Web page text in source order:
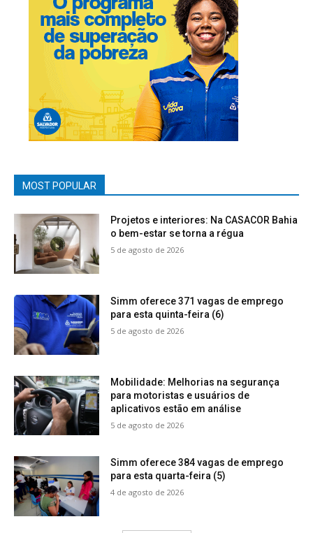
MOST POPULAR
Projetos e interiores: Na CASACOR Bahia
o bem-estar se torna a régua
5 de agosto de 2026
Simm oferece 371 vagas de emprego
para esta quinta-feira (6)
5 de agosto de 2026
Mobilidade: Melhorias na segurança
para motoristas e usuários de
aplicativos estão em análise
5 de agosto de 2026
Simm oferece 384 vagas de emprego
para esta quarta-feira (5)
4 de agosto de 2026